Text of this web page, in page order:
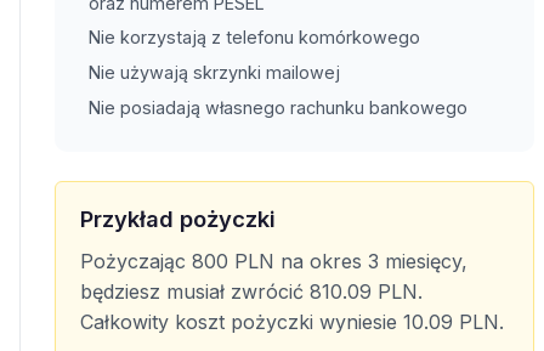
Nie korzystają z telefonu komórkowego
Nie używają skrzynki mailowej
Nie posiadają własnego rachunku bankowego
Przykład pożyczki
Pożyczając 800 PLN na okres 3 miesięcy,
będziesz musiał zwrócić 810.09 PLN.
Całkowity koszt pożyczki wyniesie 10.09 PLN.